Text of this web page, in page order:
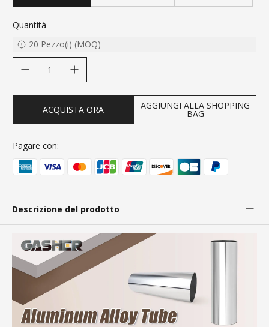
Quantità
20 Pezzo(i) (MOQ)
ACQUISTA ORA AGGIUNGI ALLA SHOPPING
BAG
Pagare con:
Descrizione del prodotto